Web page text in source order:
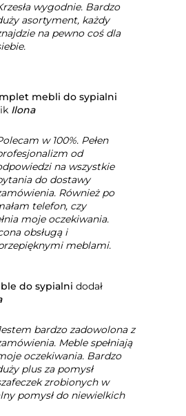
wygodnie. Bardzo
asortyment, każdy
na pewno coś dla
mebli do sypialni
Ilona
w 100%. Pełen
od
na wszystkie
do dostawy
Również po
telefon, czy
moje oczekiwania.
obsługą i
meblami.
do sypialni dodał
bardzo zadowolona z
Meble spełniają
oczekiwania. Bardzo
plus za pomysł
zrobionych w
pomysł do niewielkich